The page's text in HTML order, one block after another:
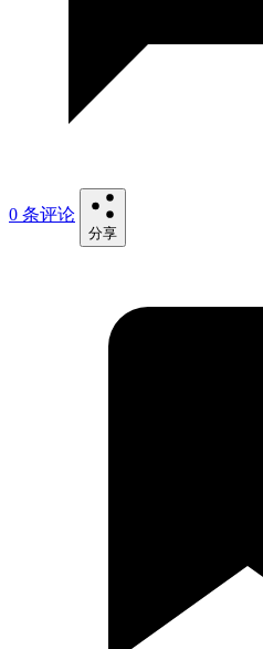
0 条评论
分享